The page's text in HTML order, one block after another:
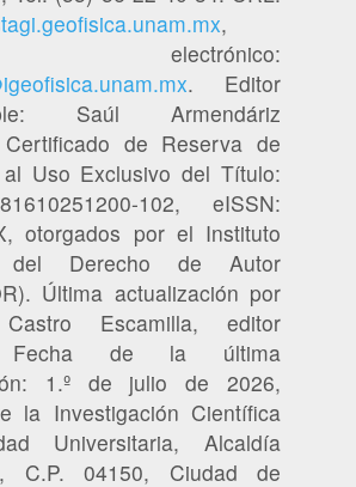
,
electrónico:
. Editor
Saúl Armendáriz
Certificado de Reserva de
Uso Exclusivo del Título:
102, eISSN:
otorgados por el Instituto
del Derecho de Autor
Última actualización por
Escamilla, editor
Fecha de la última
1.º de julio de 2026,
la Investigación Científica
Universitaria, Alcaldía
C.P. 04150, Ciudad de